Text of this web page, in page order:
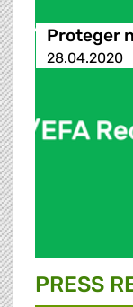
Proteger
28.04.2020
PRESS